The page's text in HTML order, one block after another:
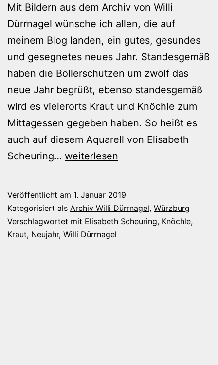
Mit Bildern aus dem Archiv von Willi
Dürrnagel wünsche ich allen, die auf
meinem Blog landen, ein gutes, gesundes
und gesegnetes neues Jahr. Standesgemäß
haben die Böllerschützen um zwölf das
neue Jahr begrüßt, ebenso standesgemäß
wird es vielerorts Kraut und Knöchle zum
Mittagessen gegeben haben. So heißt es
auch auf diesem Aquarell von Elisabeth
Scheuring… Prost
weiterlesen
Veröffentlicht am 1. Januar 2019
Kategorisiert als Archiv Willi Dürrnagel, Würzburg
Verschlagwortet mit Elisabeth Scheuring, Knöchle,
Kraut, Neujahr, Willi Dürrnagel